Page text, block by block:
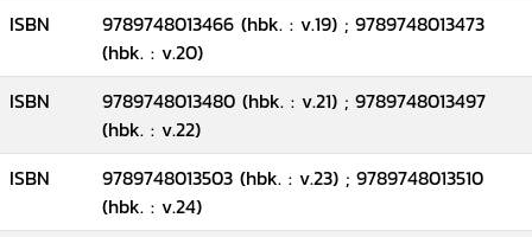
ISBN
9789748013466 (hbk. : v.19) ; 9789748013473
(hbk. : v.20)
ISBN
9789748013480 (hbk. : v.21) ; 9789748013497
(hbk. : v.22)
ISBN
9789748013503 (hbk. : v.23) ; 9789748013510
(hbk. : v.24)